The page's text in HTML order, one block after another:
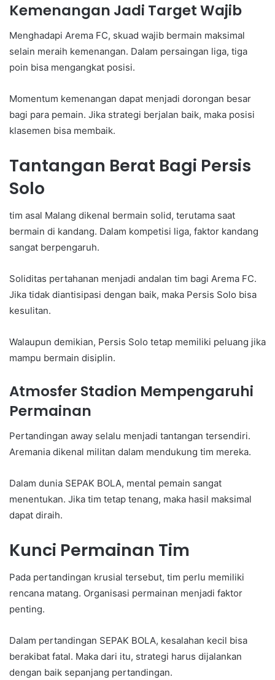
Kemenangan Jadi Target Wajib
Menghadapi Arema FC, skuad wajib bermain maksimal
selain meraih kemenangan. Dalam persaingan liga, tiga
poin bisa mengangkat posisi.
Momentum kemenangan dapat menjadi dorongan besar
bagi para pemain. Jika strategi berjalan baik, maka posisi
klasemen bisa membaik.
Tantangan Berat Bagi Persis
Solo
tim asal Malang dikenal bermain solid, terutama saat
bermain di kandang. Dalam kompetisi liga, faktor kandang
sangat berpengaruh.
Soliditas pertahanan menjadi andalan tim bagi Arema FC.
Jika tidak diantisipasi dengan baik, maka Persis Solo bisa
kesulitan.
Walaupun demikian, Persis Solo tetap memiliki peluang jika
mampu bermain disiplin.
Atmosfer Stadion Mempengaruhi
Permainan
Pertandingan away selalu menjadi tantangan tersendiri.
Aremania dikenal militan dalam mendukung tim mereka.
Dalam dunia SEPAK BOLA, mental pemain sangat
menentukan. Jika tim tetap tenang, maka hasil maksimal
dapat diraih.
Kunci Permainan Tim
Pada pertandingan krusial tersebut, tim perlu memiliki
rencana matang. Organisasi permainan menjadi faktor
penting.
Dalam pertandingan SEPAK BOLA, kesalahan kecil bisa
berakibat fatal. Maka dari itu, strategi harus dijalankan
dengan baik sepanjang pertandingan.